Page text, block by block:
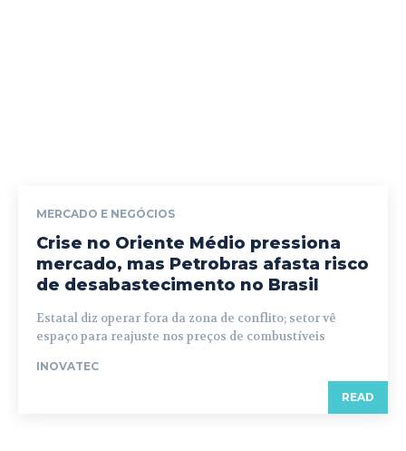
MERCADO E NEGÓCIOS
Crise no Oriente Médio pressiona
mercado, mas Petrobras afasta risco
de desabastecimento no Brasil
Estatal diz operar fora da zona de conflito; setor vê
espaço para reajuste nos preços de combustíveis
INOVATEC
READ